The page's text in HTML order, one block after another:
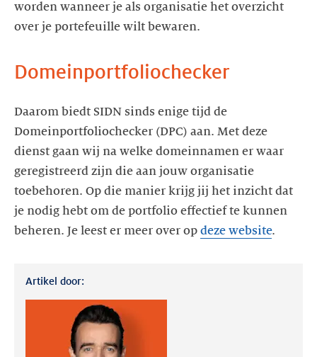
worden wanneer je als organisatie het overzicht
over je portefeuille wilt bewaren.
Domeinportfoliochecker
Daarom biedt SIDN sinds enige tijd de
Domeinportfoliochecker (DPC) aan. Met deze
dienst gaan wij na welke domeinnamen er waar
geregistreerd zijn die aan jouw organisatie
toebehoren. Op die manier krijg jij het inzicht dat
je nodig hebt om de portfolio effectief te kunnen
beheren. Je leest er meer over op deze website.
Artikel door: